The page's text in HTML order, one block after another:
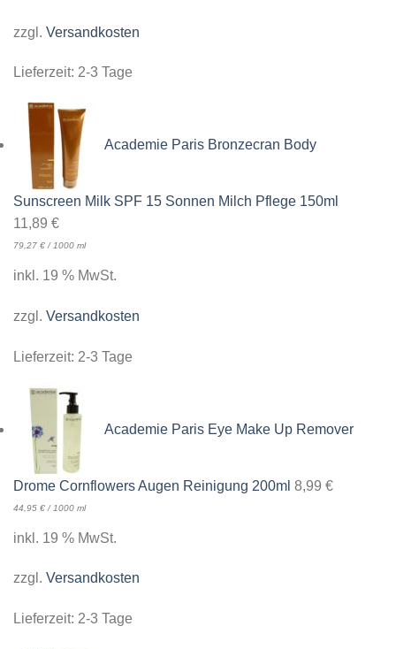
zzgl. Versandkosten
Lieferzeit: 2-3 Tage
Academie Paris Bronzecran Body
Sunscreen Milk SPF 15 Sonnen Milch Pflege 150ml
11,89 €
79,27 € / 1000 ml
inkl. 19 % MwSt.
zzgl. Versandkosten
Lieferzeit: 2-3 Tage
Academie Paris Eye Make Up Remover
Drome Cornflowers Augen Reinigung 200ml 8,99 €
44,95 € / 1000 ml
inkl. 19 % MwSt.
zzgl. Versandkosten
Lieferzeit: 2-3 Tage